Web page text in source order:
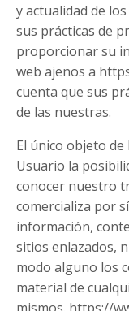
y actualidad de
sus prácticas de
proporcionar su
web ajenos a
cuenta que sus
de las nuestras.
El único objeto
Usuario la
conocer nuestro
comercializa por
información,
sitios enlazados,
modo alguno los
material de